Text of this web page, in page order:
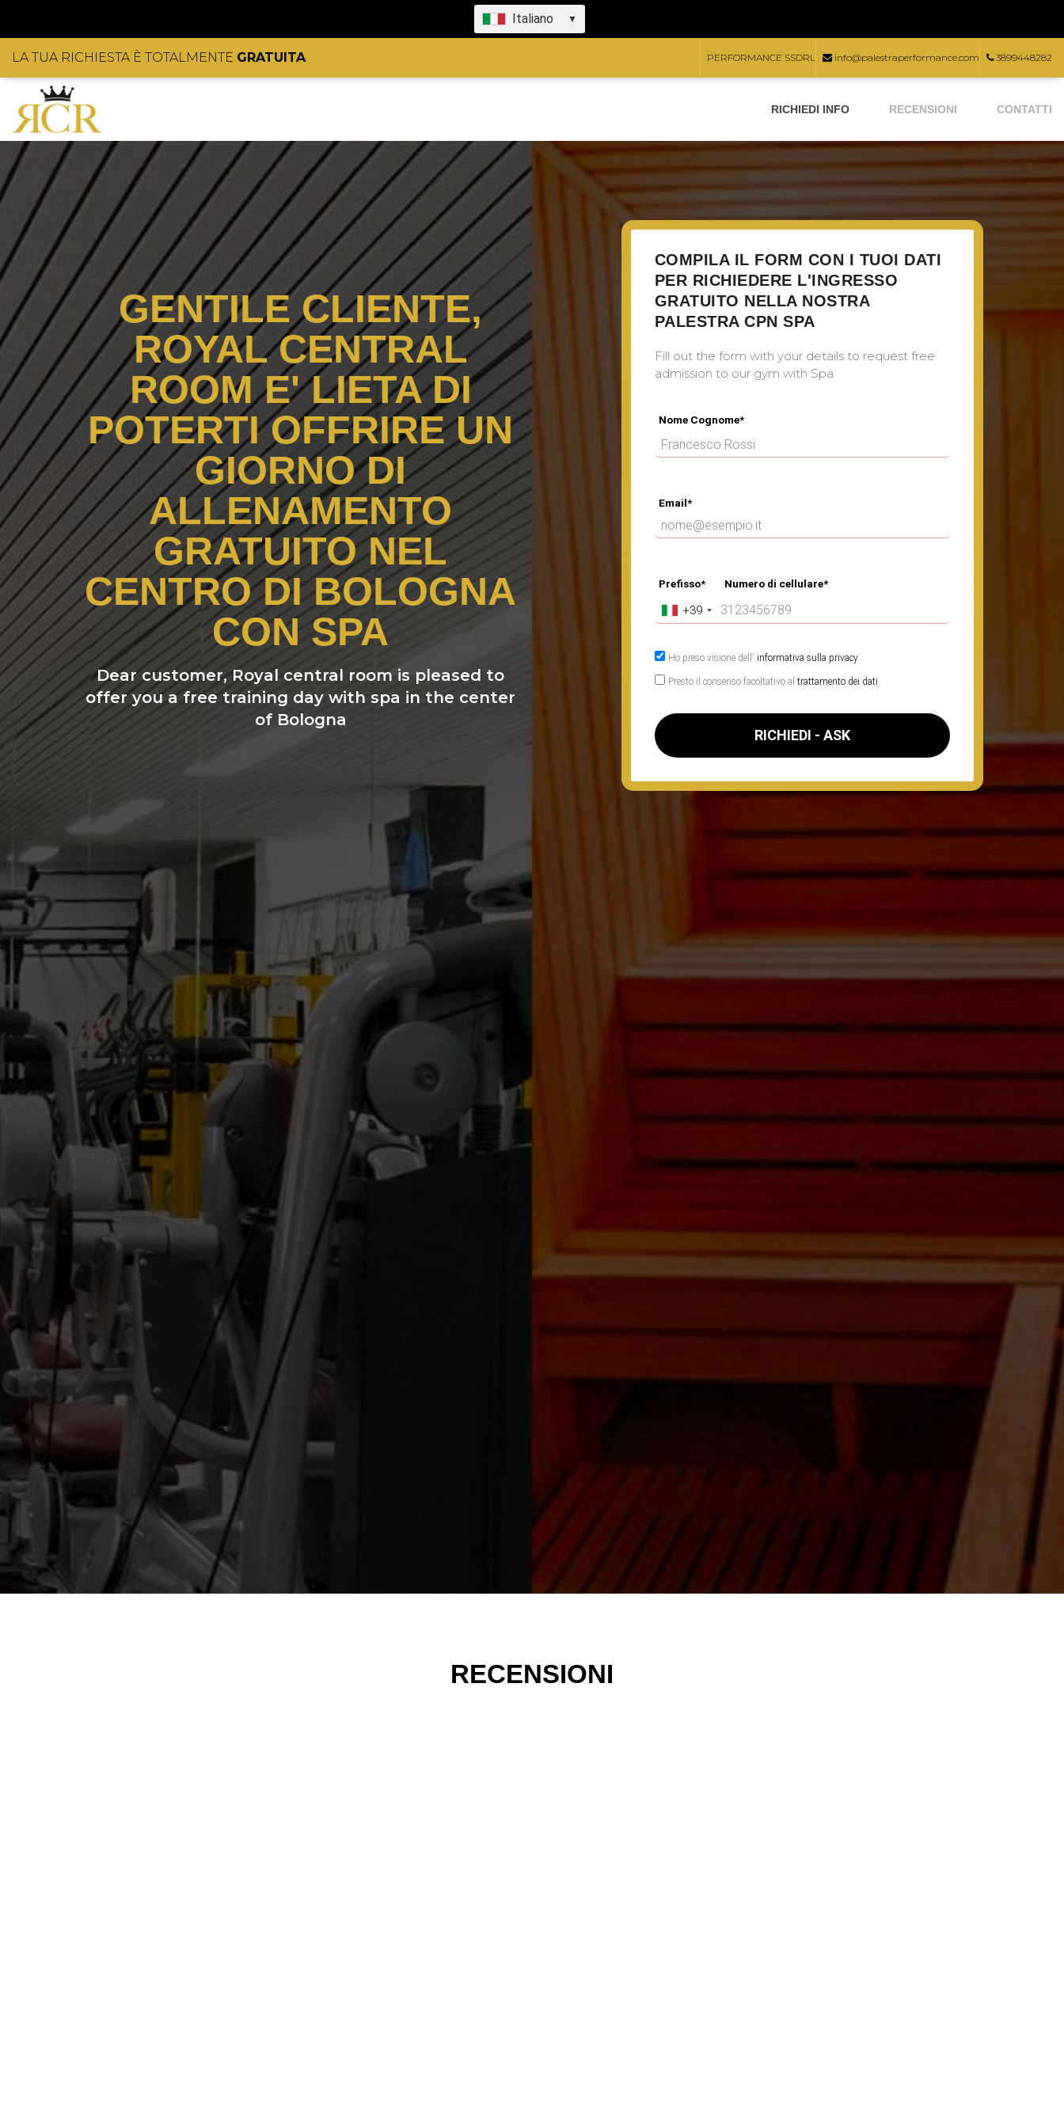
Italiano ▼
LA TUA RICHIESTA È TOTALMENTE GRATUITA PERFORMANCE SSDRL info@palestraperformance.com 3899448282
RICHIEDI INFO RECENSIONI CONTATTI
GENTILE CLIENTE,
ROYAL CENTRAL
ROOM E' LIETA DI
POTERTI OFFRIRE UN
GIORNO DI
ALLENAMENTO
GRATUITO NEL
CENTRO DI BOLOGNA
CON SPA
Dear customer, Royal central room is pleased to
offer you a free training day with spa in the center
of Bologna
COMPILA IL FORM CON I TUOI DATI
PER RICHIEDERE L'INGRESSO
GRATUITO NELLA NOSTRA
PALESTRA CPN SPA
Fill out the form with your details to request free
admission to our gym with Spa
Nome Cognome*
Email*
Prefisso* Numero di cellulare*
+39
Ho preso visione dell' informativa sulla privacy
Presto il consenso facoltativo al trattamento dei dati
RECENSIONI